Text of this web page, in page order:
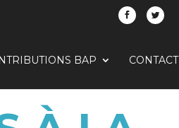
BAP CONTACT